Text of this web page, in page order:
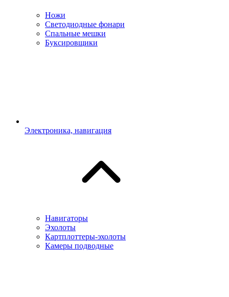
Ножи
Светодиодные фонари
Спальные мешки
Буксировщики
Электроника, навигация
Навигаторы
Эхолоты
Картплоттеры-эхолоты
Камеры подводные